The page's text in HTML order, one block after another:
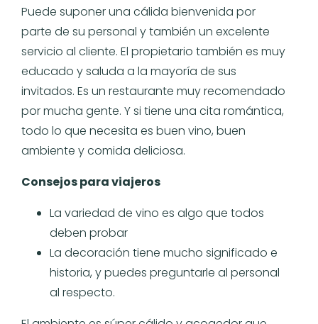
Puede suponer una cálida bienvenida por
parte de su personal y también un excelente
servicio al cliente. El propietario también es muy
educado y saluda a la mayoría de sus
invitados. Es un restaurante muy recomendado
por mucha gente. Y si tiene una cita romántica,
todo lo que necesita es buen vino, buen
ambiente y comida deliciosa.
Consejos para viajeros
La variedad de vino es algo que todos
deben probar
La decoración tiene mucho significado e
historia, y puedes preguntarle al personal
al respecto.